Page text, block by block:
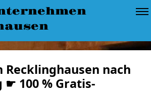
Recklinghausen nach
100 % Gratis-